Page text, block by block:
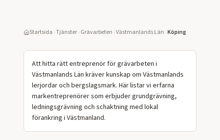
Startsida ›Tjänster›Grävarbeten ›Västmanlands Län ›Köping
Att hitta rätt entreprenör för grävarbeten i
Västmanlands Län kräver kunskap om Västmanlands
lerjordar och bergslagsmark. Här listar vi erfarna
markentreprenörer som erbjuder grundgrävning,
ledningsgrävning och schaktning med lokal
förankring i Västmanland.